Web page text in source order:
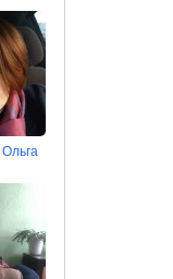
Ольга